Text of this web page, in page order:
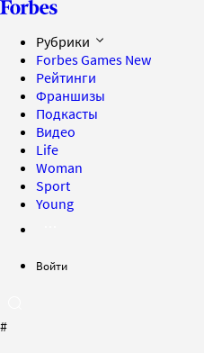
Рубрики
Forbes Games New
Рейтинги
Франшизы
Подкасты
Видео
Life
Woman
Sport
Young
Войти
#